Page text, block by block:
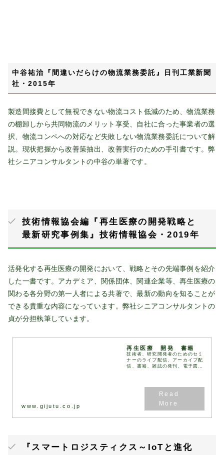
中谷祐治『間違いだらけの物流業務委託』日刊工業新聞
社・2015年
製造間接費として無視できない物流コスト低減のため、物流業務
の棚卸しから共同物流のメリット享受、自社に合った事業者の選
択、物流コンペへの対応など失敗しない物流業務委託について解
説。現状把握から改善策抽出、改善実行のための手引書です。弊
社シニアコンサルタントの中谷の単著です。
技術情報協会編『再生医療の開発戦略と
最新研究事例集』技術情報協会・2019年
活発化する再生医療の開発において、戦略とその先端事例を紹介
した一書です。アカデミア、関係団体、関連企業等、再生医療の
関わる各分野の第一人者による共著で、最新の動向を知ることが
できる貴重な内容になっています。弊社シニアコンサルタントの
貞が分担執筆しています。
再生医療 開発 書籍
技術者、研究開発者のためのセミ
ナーのライブ配信、アーカイブ配
信、書籍、雑誌の発刊、電子図書
www.gijutu.co.jp
『スマートロジスティクス～IoTと進化